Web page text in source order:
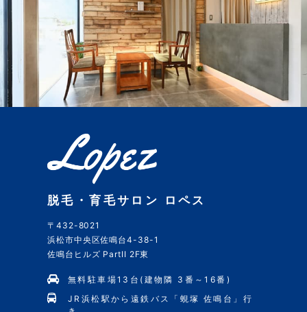
脱毛・育毛サロン ロペス
〒432-8021
浜松市中央区佐鳴台4-38-1
佐鳴台ヒルズ PartII 2F東
無料駐車場13台(建物隣 3番～16番)
JR浜松駅から遠鉄バス「蜆塚 佐鳴台」行